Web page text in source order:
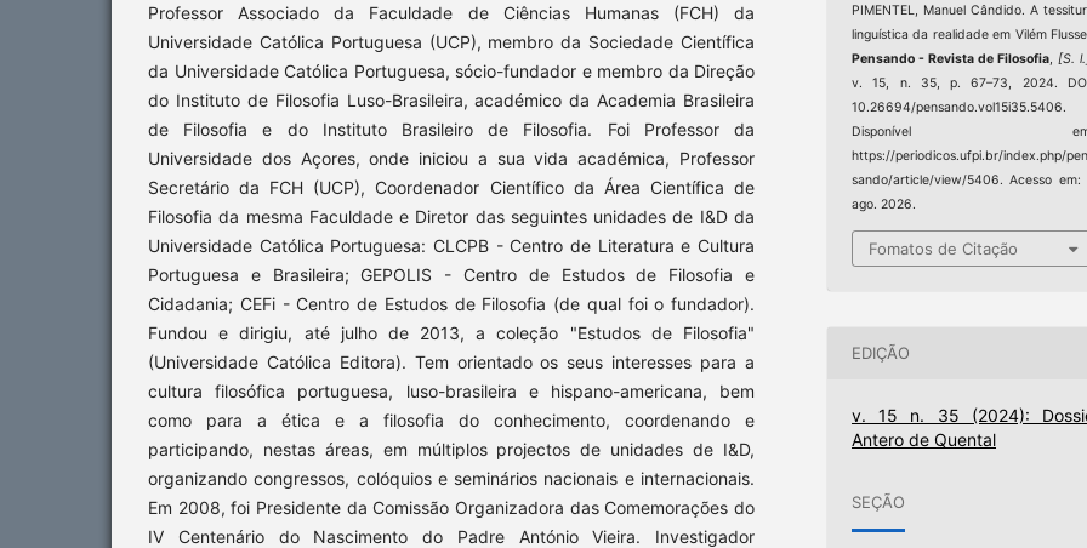
Professor Associado da Faculdade de Ciências Humanas (FCH) da
Universidade Católica Portuguesa (UCP), membro da Sociedade Científica
da Universidade Católica Portuguesa, sócio-fundador e membro da Direção
do Instituto de Filosofia Luso-Brasileira, académico da Academia Brasileira
de Filosofia e do Instituto Brasileiro de Filosofia. Foi Professor da
Universidade dos Açores, onde iniciou a sua vida académica, Professor
Secretário da FCH (UCP), Coordenador Científico da Área Científica de
Filosofia da mesma Faculdade e Diretor das seguintes unidades de I&D da
Universidade Católica Portuguesa: CLCPB - Centro de Literatura e Cultura
Portuguesa e Brasileira; GEPOLIS - Centro de Estudos de Filosofia e
Cidadania; CEFi - Centro de Estudos de Filosofia (de qual foi o fundador).
Fundou e dirigiu, até julho de 2013, a coleção "Estudos de Filosofia"
(Universidade Católica Editora). Tem orientado os seus interesses para a
cultura filosófica portuguesa, luso-brasileira e hispano-americana, bem
como para a ética e a filosofia do conhecimento, coordenando e
participando, nestas áreas, em múltiplos projectos de unidades de I&D,
organizando congressos, colóquios e seminários nacionais e internacionais.
Em 2008, foi Presidente da Comissão Organizadora das Comemorações do
IV Centenário do Nascimento do Padre António Vieira. Investigador
PIMENTEL, Manuel Cândido. A
linguística da realidade em Vilém
Pensando - Revista de Filosofia, [S.
v. 15, n. 35, p. 67–73, 2024.
10.26694/pensando.vol15i35.5406.
Disponível
https://periodicos.ufpi.br/index.php/pen
sando/article/view/5406. Acesso em:
ago. 2026.
Fomatos de Citação
EDIÇÃO
v. 15 n. 35 (2024):
Antero de Quental
SEÇÃO